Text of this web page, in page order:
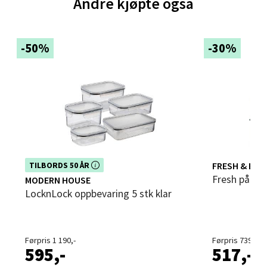
Andre kjøpte også
-50%
TILBORDS 50 ÅR
Dette produktet er inkludert i vår kampanje. Benytt
deg av rabatten i dag!
MODERN HOUSE
LocknLock oppbevaring 5 stk klar
Førpris 1 190,-
595,-
-30%
FRESH &
Fresh
Førpris 739,-
517,-
Åpent i dag 10-21
Velg
Bergen - Thon Senter Sartor
Sartorvegen 12, 5353 Straume
Åpent i dag 10-21
0 i butikk